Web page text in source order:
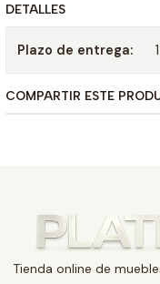
DETALLES
Plazo de entrega:
COMPARTIR ESTE
Tienda online de